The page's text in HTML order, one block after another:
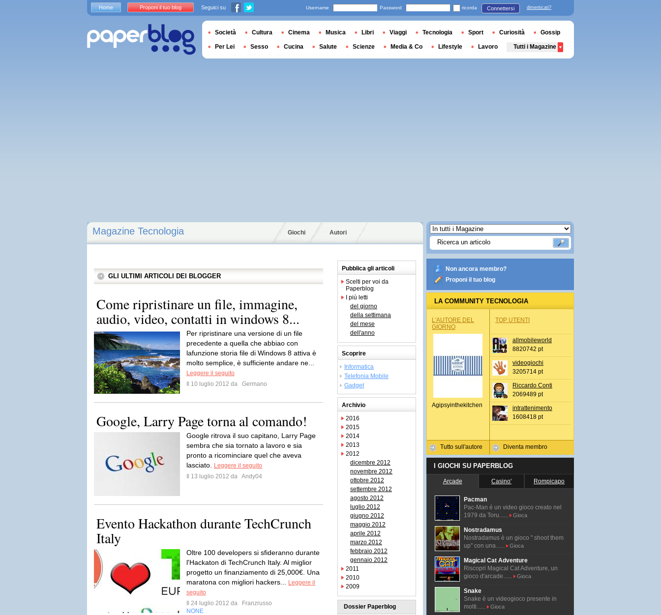
Magazine Tecnologia Giochi Autori
GLI ULTIMI ARTICOLI DEI BLOGGER
Come ripristinare un file, immagine,
audio, video, contatti in windows 8...
Per ripristinare una versione di un file
precedente a quella che abbiao con
lafunzione storia file di Windows 8 attiva è
molto semplice, è sufficiente andare ne...
Leggere il seguito
Il 10 luglio 2012 da
Germano
Google, Larry Page torna al comando!
Google ritrova il suo capitano, Larry Page
sembra che sia tornato a lavoro e sia
pronto a ricominciare quel che aveva
lasciato.
Leggere il seguito
Il 13 luglio 2012 da Andy04
Evento Hackathon durante TechCrunch
Italy
Oltre 100 developers si sfideranno durante
l'Hackaton di TechCrunch Italy. Al miglior
progetto un finanziamento di 25,000€. Una
maratona con migliori hackers...
Leggere il
seguito
Il 24 luglio 2012 da
Franzrusso
NONE
Pubblica gli articoli
Scelti per voi da
Paperblog
I più letti
del giorno
della settimana
del mese
dell'anno
Scoprire
Informatica
Telefonia Mobile
Gadget
Archivio
2016
2015
2014
2013
2012
dicembre 2012
novembre 2012
ottobre 2012
settembre 2012
agosto 2012
luglio 2012
giugno 2012
maggio 2012
aprile 2012
marzo 2012
febbraio 2012
gennaio 2012
2011
2010
2009
Dossier Paperblog
Non ancora membro?
Proponi il tuo blog
LA COMMUNITY TECNOLOGIA
L'AUTORE DEL
GIORNO
Agipsyinthekitchen
Tutto sull'autore
TOP UTENTI
allmobileworld
8820742 pt
videogiochi
3205714 pt
Riccardo Conti
2069489 pt
intrattenimento
1608418 pt
Diventa membro
I GIOCHI SU PAPERBLOG
Arcade Casino' Rompicapo
Pacman
Pac-Man é un video gioco creato nel
1979 da Toru......
Gioca
Nostradamus
Nostradamus è un gioco " shoot them
up" con una......
Gioca
Magical Cat Adventure
Riscopri Magical Cat Adventure, un
gioco d'arcade......
Gioca
Snake
Snake è un videogioco presente in
molti......
Gioca
Home Proponi il tuo blog Seguici su Username Password ricorda Connettersi dimenticati?
Società Cultura Cinema Musica Libri Viaggi Tecnologia Sport Curiosità Gossip
Per Lei Sesso Cucina Salute Scienze Media & Co Lifestyle Lavoro Tutti i Magazine